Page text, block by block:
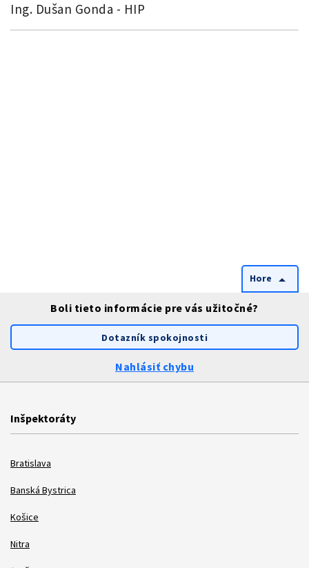
Ing. Dušan Gonda - HIP
Hore arrow_drop_up
Boli tieto informácie pre vás užitočné?
Dotazník spokojnosti
Nahlásiť chybu
Inšpektoráty
Bratislava
Banská Bystrica
Košice
Nitra